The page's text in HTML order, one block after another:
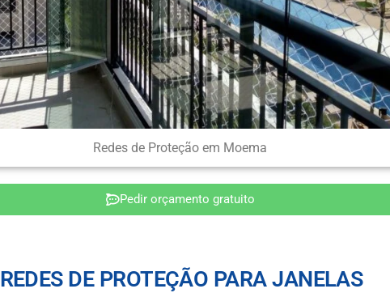
Redes de Proteção em Moema
Pedir orçamento gratuito
REDES DE PROTEÇÃO PARA JANELAS